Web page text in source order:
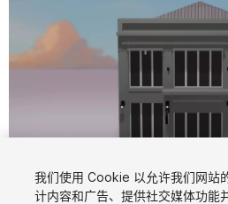
1/6
我们使用 Cookie 以允许我们网站
计内容和广告、提供社交媒体功能